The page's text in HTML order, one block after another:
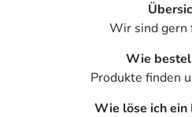
Wir sind gern
Wie
Produkte finden
Wie löse ich ein